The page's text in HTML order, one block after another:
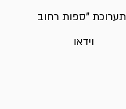
וידאו